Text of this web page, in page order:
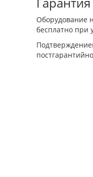
Оборудование
бесплатно при